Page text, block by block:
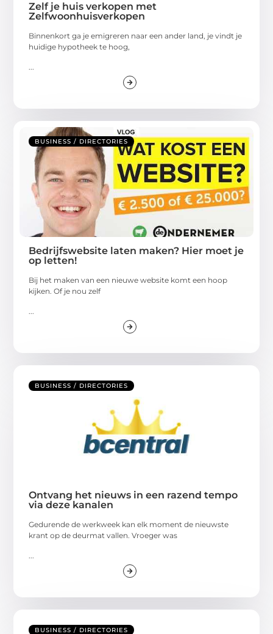
Zelf je huis verkopen met
Zelfwoonhuisverkopen
Binnenkort ga je emigreren naar een ander land, je vindt je
huidige hypotheek te hoog,
BUSINESS / DIRECTORIES
Bedrijfswebsite laten maken? Hier moet je
op letten!
Bij het maken van een nieuwe website komt een hoop
kijken. Of je nou zelf
BUSINESS / DIRECTORIES
Ontvang het nieuws in een razend tempo
via deze kanalen
Gedurende de werkweek kan elk moment de nieuwste
krant op de deurmat vallen. Vroeger was
BUSINESS / DIRECTORIES